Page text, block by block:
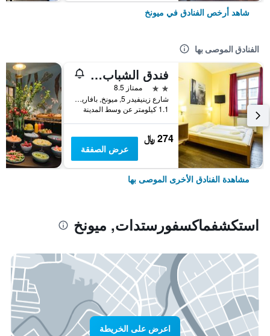
شاهد أرخص الفنادق في ميونخ
الفنادق الموصى بها
فندق الشباب يورو ميونيخ
2 نجمتين
ممتاز 8.5
شارع زينيفيدر 5, ميونخ, بافاريا, ألمانيا
1.1 كيلومتر عن وسط المدينة
274 ﷼
عرض الصفقة
مشاهدة الفنادق الأخرى الموصى بها
استكشفماكسفورستدات, ميونخ
اعرض على الخريطة